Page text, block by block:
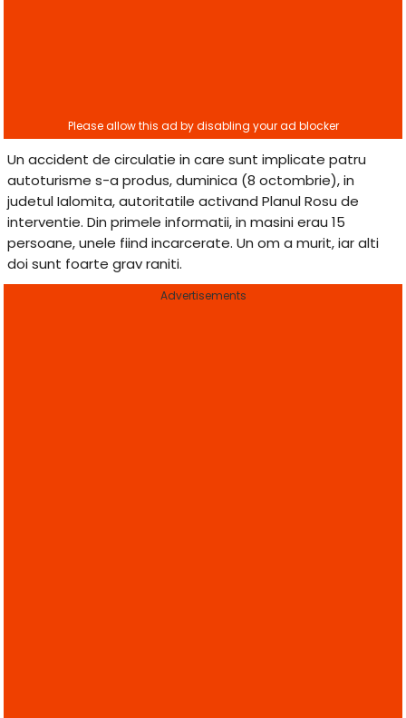
Un accident de circulatie in care sunt implicate patru
autoturisme s-a produs, duminica (8 octombrie), in
judetul Ialomita, autoritatile activand Planul Rosu de
interventie. Din primele informatii, in masini erau 15
persoane, unele fiind incarcerate. Un om a murit, iar alti
doi sunt foarte grav raniti.
Advertisements